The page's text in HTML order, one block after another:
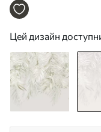
тлі w05627v1
Цей дизайн